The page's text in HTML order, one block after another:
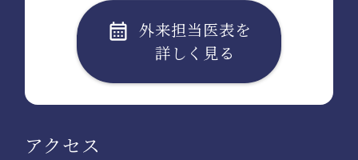
外来担当医表を
詳しく見る
アクセス